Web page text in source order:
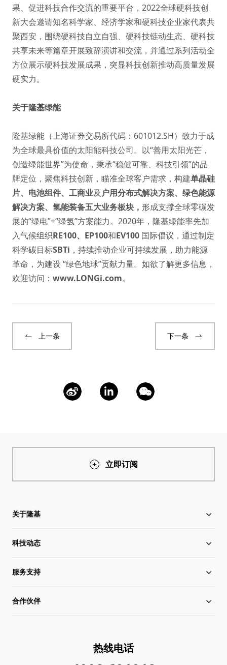
果、促进科技合作交流的重要平台，2022全球硬科技创
新大会邀请知名科学家、经济学家和硬科技企业家代表共
聚西安，围绕硬科技自立自强、硬科技链动生态、硬科技
共享未来等篇章开展致辞演讲和交流，并通过系列活动全
方位展示硬科技发展成果，突显科技创新推动高质量发展
硬实力。
关于隆基绿能
隆基绿能（上海证券交易所代码：601012.SH）致力于成
为全球最具价值的太阳能科技公司。以“善用太阳光芒，
创造绿能世界”为使命，秉承“稳健可靠、科技引领”的品
牌定位，聚焦科技创新，瞄准全球客户需求，构建单晶硅
片、 电池组件、 工商业及 户用分布式解决方案、 绿色能源
解决方案、 氢能装备五大业务板块， 形成支撑全球零碳发
展的“绿电”+“绿氢”方案能力。2020年，隆基绿能率先加
入气候组织RE100、 EP100和EV100 国际倡议，通过制定
科学碳目标SBTi ，持续推动企业可持续发展，助力能源
革命，为建设 “绿色地球”贡献力量。如欲了解更多信息，
欢迎访问： www.LONGi.com。
上一条 下一条
立即订阅
关于隆基
关于隆基
全球化布局
管理层信息
科技动态
硅片价格
行业动态
服务支持
下载中心
合作伙伴
热线电话